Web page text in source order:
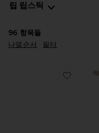
립 립스틱
96 항목들
나열순서
필터
Favorite